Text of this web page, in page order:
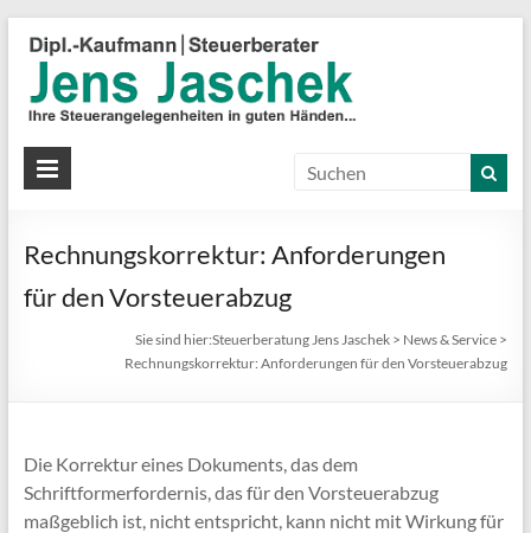
Rechnungskorrektur: Anforderungen
für den Vorsteuerabzug
Sie sind hier:Steuerberatung Jens Jaschek > News & Service >
Rechnungskorrektur: Anforderungen für den Vorsteuerabzug
Die Korrektur eines Dokuments, das dem
Schriftformerfordernis, das für den Vorsteuerabzug
maßgeblich ist, nicht entspricht, kann nicht mit Wirkung für